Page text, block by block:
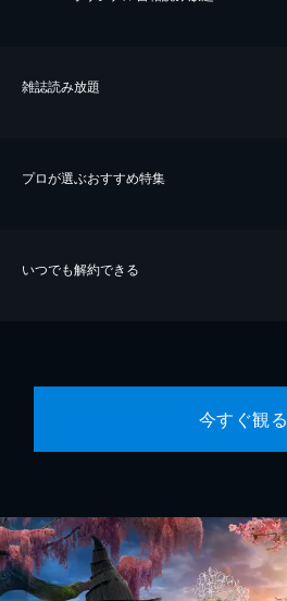
雑誌読み放題
プロが選ぶおすすめ特集
いつでも解約できる
今すぐ観る